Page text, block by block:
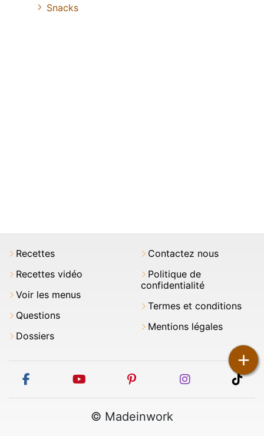
+
Snacks
Recettes
Recettes vidéo
Voir les menus
Questions
Dossiers
Contactez nous
Politique de
confidentialité
Termes et conditions
Mentions légales
facebook youtube pinterest instagram
© Madeinwork